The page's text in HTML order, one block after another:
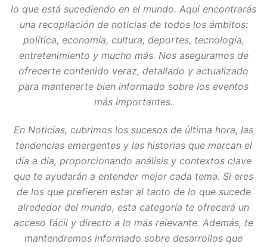
lo que está sucediendo en el mundo. Aquí encontrarás
una recopilación de noticias de todos los ámbitos:
política, economía, cultura, deportes, tecnología,
entretenimiento y mucho más. Nos aseguramos de
ofrecerte contenido veraz, detallado y actualizado
para mantenerte bien informado sobre los eventos
más importantes.
En Noticias, cubrimos los sucesos de última hora, las
tendencias emergentes y las historias que marcan el
día a día, proporcionando análisis y contextos clave
que te ayudarán a entender mejor cada tema. Si eres
de los que prefieren estar al tanto de lo que sucede
alrededor del mundo, esta categoría te ofrecerá un
acceso fácil y directo a lo más relevante. Además, te
mantendremos informado sobre desarrollos que